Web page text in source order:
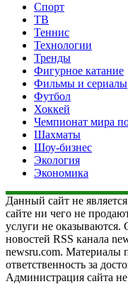
Спорт
ТВ
Теннис
Технологии
Тренды
Фигурное катание
Фильмы и сериалы
Футбол
Хоккей
Чемпионат мира
Шахматы
Шоу-бизнес
Экология
Экономика
Данный сайт не
сайте ни чего не
услуги не оказываются.
новостей RSS канала
newsru.com. Материалы
ответственность за
Администрация сайта не